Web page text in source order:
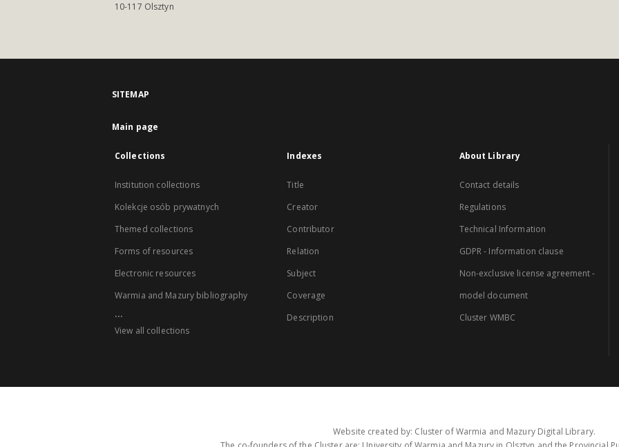
10-117 Olsztyn
SITEMAP
Main page
Collections
Institution collections
Kolekcje osób prywatnych
Themed collections
Forms of resources
Electronic resources
Warmia and Mazury bibliography
...
View all collections
Indexes
Title
Creator
Contributor
Relation
Subject
Coverage
Description
About Library
Contact details
Regulations
Technical Information
GDPR - Information clause
Non-exclusive license agreement -
model document
Cluster WMBC
Website created by: Cluster of Warmia and Mazury Digital Library.